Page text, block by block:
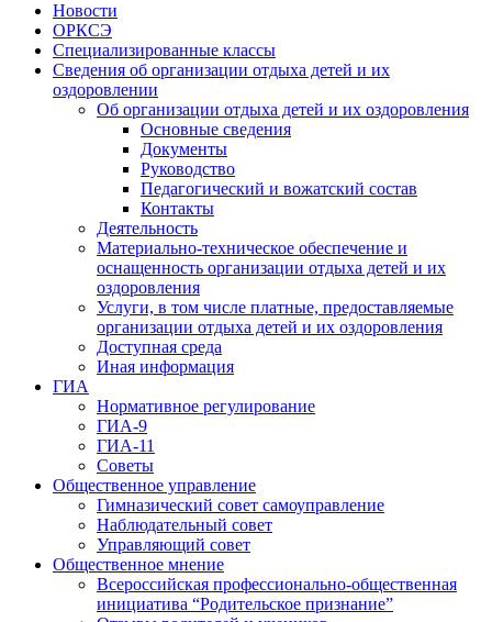
Новости
ОРКСЭ
Специализированные классы
Сведения об организации отдыха детей и их
оздоровлении
Об организации отдыха детей и их оздоровления
Основные сведения
Документы
Руководство
Педагогический и вожатский состав
Контакты
Деятельность
Материально-техническое обеспечение и
оснащенность организации отдыха детей и их
оздоровления
Услуги, в том числе платные, предоставляемые
организации отдыха детей и их оздоровления
Доступная среда
Иная информация
ГИА
Нормативное регулирование
ГИА-9
ГИА-11
Советы
Общественное управление
Гимназический совет самоуправление
Наблюдательный совет
Управляющий совет
Общественное мнение
Всероссийская профессионально-общественная
инициатива “Родительское признание”